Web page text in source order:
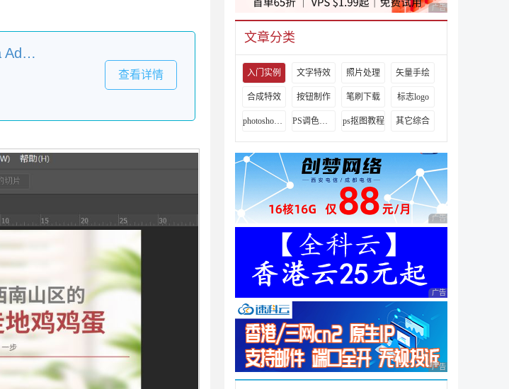
Adobe Photoshop 2024 v25.13 m.2766 Beta Adobe Firefly 中文直装版+神经滤镜
查看详情
广告 商业广告，理性
文章分类
入门实例 文字特效 照片处理 矢量手绘
合成特效 按钮制作 笔刷下载 标志logo
photoshop视频教程 PS调色教程 ps抠图教程 其它综合
广告 商业广告，理性
广告 商业广告，理性
广告 商业广告，理性